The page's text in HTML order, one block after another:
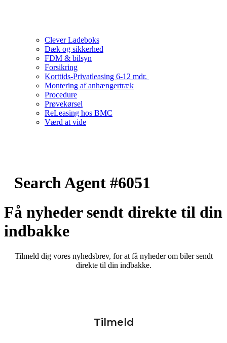
Clever Ladeboks
Dæk og sikkerhed
FDM & bilsyn
Forsikring
Korttids-Privatleasing 6-12 mdr.
Montering af anhængertræk
Procedure
Prøvekørsel
ReLeasing hos BMC
Værd at vide
Search Agent #6051
Få nyheder sendt direkte til din
indbakke
Tilmeld dig vores nyhedsbrev, for at få nyheder om biler sendt
direkte til din indbakke.